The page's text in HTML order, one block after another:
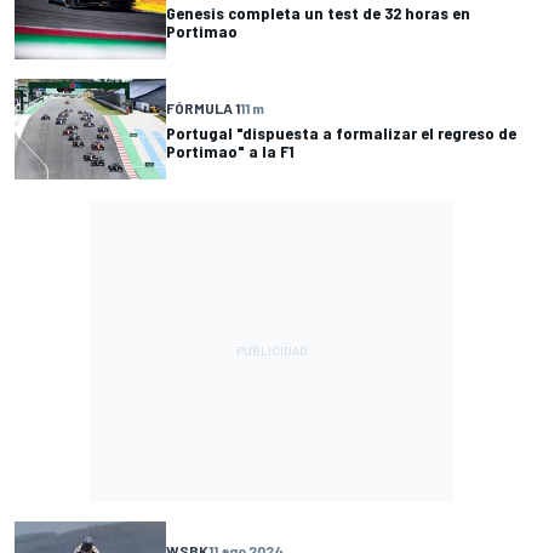
Genesis completa un test de 32 horas en
Portimao
FÓRMULA 111 m
Portugal "dispuesta a formalizar el regreso de
Portimao" a la F1